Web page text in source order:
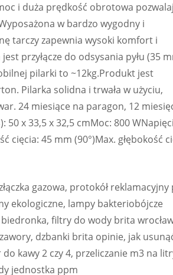
i duża prędkość obrotowa
w bardzo wygodny i
tarczy zapewnia wysoki komfort i
przyłącze do odsysania pyłu (35
pilarki to ~12kg.Produkt jest
Pilarka solidna i trwała w użyciu,
24 miesiące na paragon, 12
50 x 33,5 x 32,5 cmMoc: 800
cięcia: 45 mm (90°)Max. głębokość
gazowa, protokół reklamacyjny
ekologiczne, lampy bakteriobójcze
filtry do wody brita
dzbanki brita opinie, jak
kawy 2 czy 4, przeliczanie m3 na
jednostka ppm